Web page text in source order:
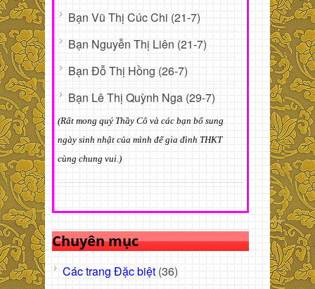
Bạn Vũ Thị Cúc Chi (21-7)
Bạn Nguyễn Thị Liên (21-7)
Bạn Đỗ Thị Hồng (26-7)
Bạn Lê Thị Quỳnh Nga (29-7)
(Rất mong quý Thầy Cô và các bạn bổ sung
ngày sinh nhật của mình để gia đình THKT
cùng chung vui.)
Chuyên mục
Các trang Đặc biệt (36)